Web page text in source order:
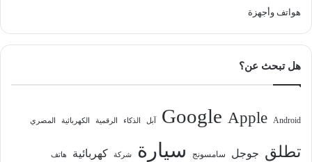
هواتف وأجهزة
هل تبحث عن؟
Android
Apple
Google آبل الذكاء الرقمية الكهربائية المصري
تطلق جوجل سامسونج سيارة شركة كهربائية هاتف